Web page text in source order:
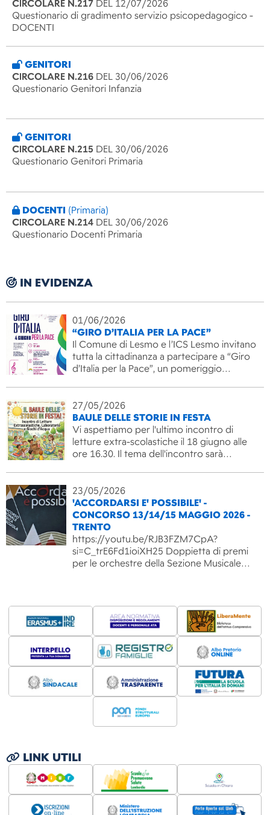
CIRCOLARE N.217 DEL 12/07/2026
Questionario di gradimento servizio psicopedagogico -
DOCENTI
GENITORI
CIRCOLARE N.216 DEL 30/06/2026
Questionario Genitori Infanzia
GENITORI
CIRCOLARE N.215 DEL 30/06/2026
Questionario Genitori Primaria
DOCENTI (Primaria)
CIRCOLARE N.214 DEL 30/06/2026
Questionario Docenti Primaria
IN EVIDENZA
01/06/2026
“GIRO D’ITALIA PER LA PACE”
Il Comune di Lesmo e l’ICS Lesmo invitano
tutta la cittadinanza a partecipare a “Giro
d’Italia per la Pace”, un pomeriggio…
27/05/2026
BAULE DELLE STORIE IN FESTA
Vi aspettiamo per l'ultimo incontro di
letture extra-scolastiche il 18 giugno alle
ore 16.30. Il tema dell'incontro sarà…
23/05/2026
'ACCORDARSI E' POSSIBILE' -
CONCORSO 13/14/15 MAGGIO 2026 -
TRENTO
https://youtu.be/RJB3FZM7CpA?
si=C_trE6Fd1ioiXH25 Doppietta di premi
per le orchestre della Sezione Musicale…
LINK UTILI